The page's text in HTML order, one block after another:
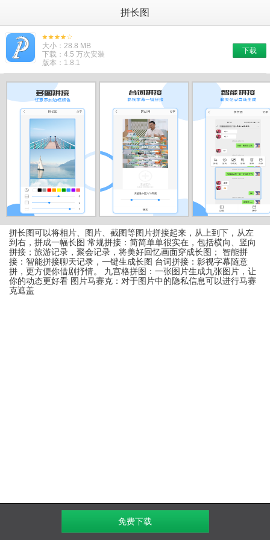
拼长图
大小：28.8 MB
下载：4.5 万次安装
版本：1.8.1
下载
拼长图可以将相片、图片、截图等图片拼接起来，从上到下，从左
到右，拼成一幅长图 常规拼接：简简单单很实在，包括横向、竖向
拼接；旅游记录，聚会记录，将美好回忆画面穿成长图； 智能拼
接：智能拼接聊天记录，一键生成长图 台词拼接：影视字幕随意
拼，更方便你借剧抒情。 九宫格拼图：一张图片生成九张图片，让
你的动态更好看 图片马赛克：对于图片中的隐私信息可以进行马赛
克遮盖
免费下载